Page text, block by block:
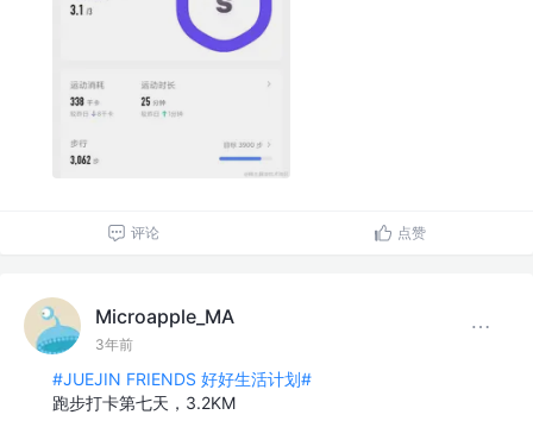
评论 点赞
Microapple_MA
3年前
#JUEJIN FRIENDS 好好生活计划#
跑步打卡第七天，3.2KM